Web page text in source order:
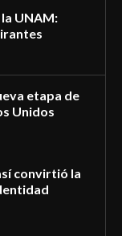
UNAM:
etapa de
Unidos
convirtió la